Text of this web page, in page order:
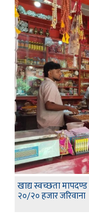
खाद्य स्वच्छता
२०/२० हजार जरिवाना